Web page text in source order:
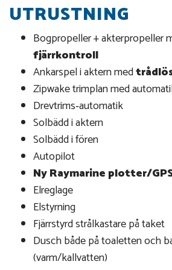
UTRUSTNING
Bogpropeller + akterpropeller
fjärrkontroll
Ankarspel i aktern med
Zipwake trimplan med
Drevtrims‑automatik
Solbädd i aktern
Solbädd i fören
Autopilot
Ny Raymarine plotter/
Elreglage
Elstyrning
Fjärrstyrd strålkastare på taket
Dusch både på toaletten och
(varm/kallvatten)